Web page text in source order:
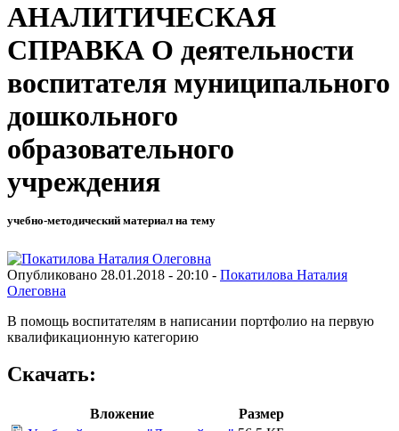
АНАЛИТИЧЕСКАЯ
СПРАВКА О деятельности
воспитателя муниципального
дошкольного
образовательного
учреждения
учебно-методический материал на тему
Опубликовано 28.01.2018 - 20:10 - Покатилова Наталия
Олеговна
В помощь воспитателям в написании портфолио на первую
квалификационную категорию
Скачать:
Вложение
Размер